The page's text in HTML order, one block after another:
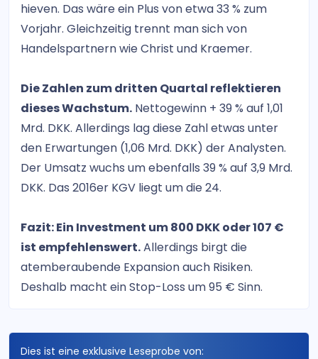
hieven. Das wäre ein Plus von etwa 33 % zum
Vorjahr. Gleichzeitig trennt man sich von
Handelspartnern wie Christ und Kraemer.
Die Zahlen zum dritten Quartal reflektieren
dieses Wachstum. Nettogewinn + 39 % auf 1,01
Mrd. DKK. Allerdings lag diese Zahl etwas unter
den Erwartungen (1,06 Mrd. DKK) der Analysten.
Der Umsatz wuchs um ebenfalls 39 % auf 3,9 Mrd.
DKK. Das 2016er KGV liegt um die 24.
Fazit: Ein Investment um 800 DKK oder 107 €
ist empfehlenswert.Allerdings birgt die
atemberaubende Expansion auch Risiken.
Deshalb macht ein Stop-Loss um 95 € Sinn.
Dies ist eine exklusive Leseprobe von: